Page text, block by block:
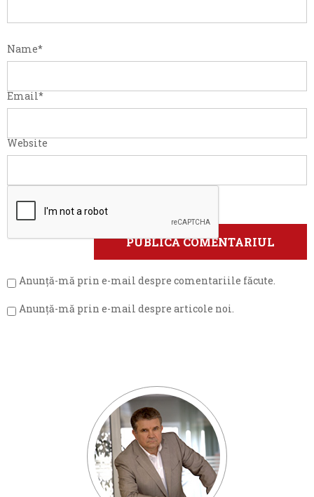
Name*
Email*
Website
Anunță-mă prin e-mail despre comentariile făcute.
Anunță-mă prin e-mail despre articole noi.